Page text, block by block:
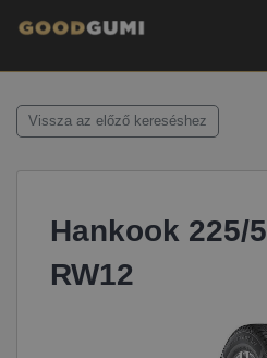
Vissza az előző kereséshez
Hankook 225/
RW12